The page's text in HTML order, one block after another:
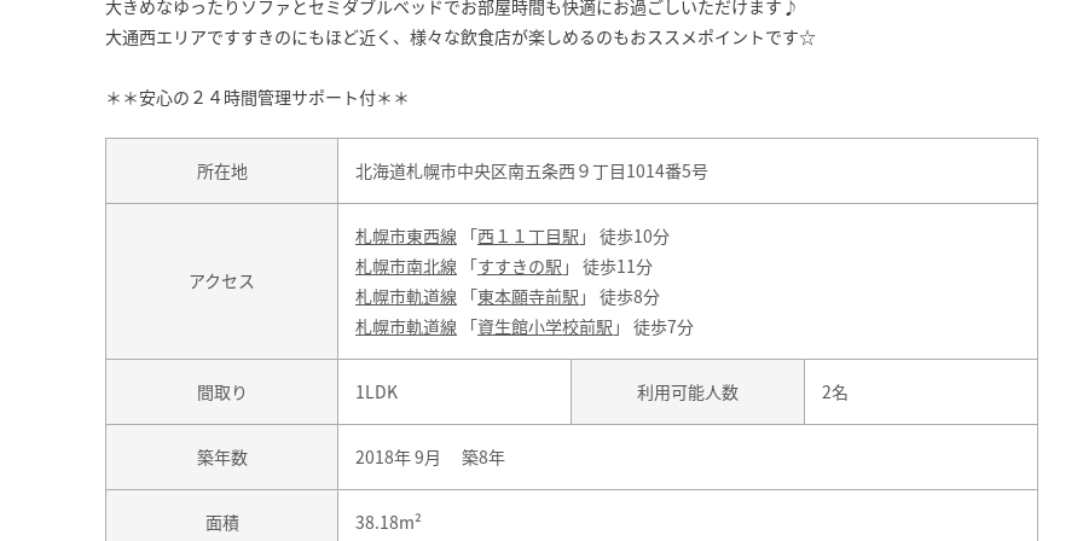
大きめなゆったりソファとセミダブルベッドでお部屋時間も快適にお過ごしいただけます♪
大通西エリアですすきのにもほど近く、様々な飲食店が楽しめるのもおススメポイントです☆
＊＊安心の２４時間管理サポート付＊＊
所在地 北海道札幌市中央区南五条西９丁目1014番5号
アクセス
札幌市東西線 「西１１丁目駅 」 徒歩10分
札幌市南北線 「すすきの駅 」 徒歩11分
札幌市軌道線 「東本願寺前駅 」 徒歩8分
札幌市軌道線 「資生館小学校前駅 」 徒歩7分
間取り 1LDK 利用可能人数 2名
築年数 2018年 9月 築8年
面積 38.18m²